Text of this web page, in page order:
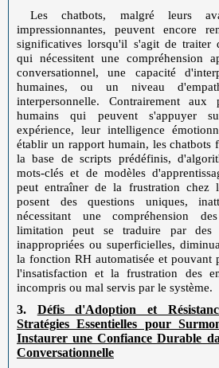
Les chatbots, malgré leurs
impressionnantes, peuvent encore
significatives lorsqu'il s'agit de traiter
qui nécessitent une compréhension
conversationnel, une capacité
humaines, ou un niveau
interpersonnelle. Contrairement aux
humains qui peuvent s'appuyer
expérience, leur intelligence
établir un rapport humain, les chatbots
la base de scripts prédéfinis,
mots-clés et de modèles
peut entraîner de la frustration chez
posent des questions uniques,
nécessitant une compréhension
limitation peut se traduire par des
inappropriées ou superficielles,
la fonction RH automatisée et pouvant
l'insatisfaction et la frustration des
incompris ou mal servis par le système.
3. Défis d'Adoption et
Stratégies Essentielles pour
Instaurer une Confiance Durable
Conversationnelle